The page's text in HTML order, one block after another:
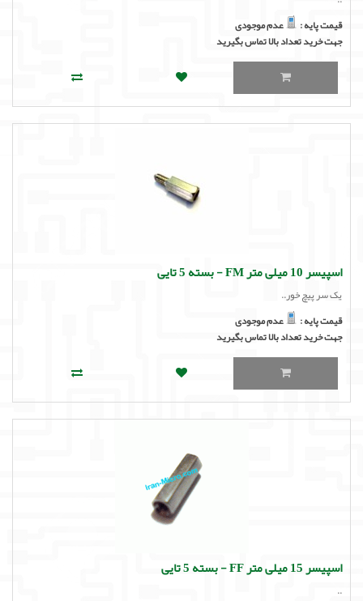
قیمت پایه :
عدم موجودی
جهت خرید تعداد بالا تماس بگیرید
اسپیسر 10 میلی متر FM - بسته 5 تایی
یک سر پیچ خور..
قیمت پایه :
عدم موجودی
جهت خرید تعداد بالا تماس بگیرید
اسپیسر 15 میلی متر FF - بسته 5 تایی
..